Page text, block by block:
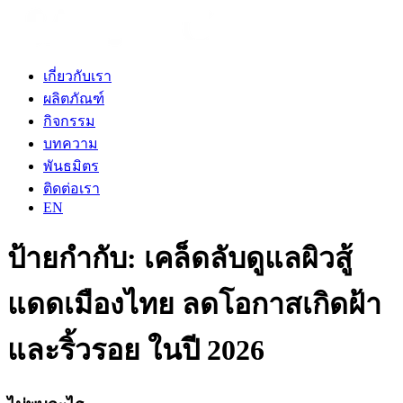
เกี่ยวกับเรา
ผลิตภัณฑ์
กิจกรรม
บทความ
พันธมิตร
ติดต่อเรา
EN
ป้ายกำกับ: เคล็ดลับดูแลผิวสู้
แดดเมืองไทย ลดโอกาสเกิดฝ้า
และริ้วรอย ในปี 2026